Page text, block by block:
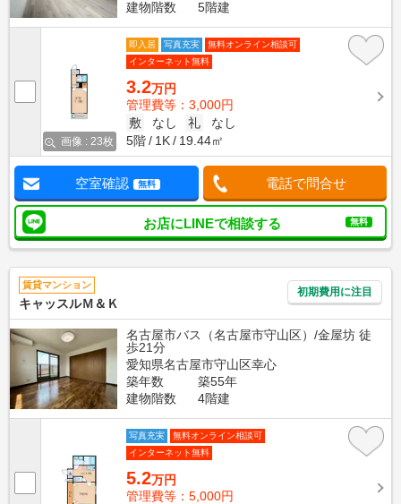
建物階数
5階建
画像 : 23枚
即入居 写真充実
無料オンライン相談可
インターネット無料
3.2万円
管理費等：3,000円
敷
なし 礼
なし
5階
1K 19.44㎡
空室確認 無料 電話で問合せ
お店にLINEで相談する 無料
賃貸マンション
キャッスルＭ＆Ｋ
初期費用に注目
名古屋市バス（名古屋市守山区）/金屋坊 徒
歩21分
愛知県名古屋市守山区幸心
築年数
築55年
建物階数
4階建
写真充実
無料オンライン相談可
インターネット無料
5.2万円
管理費等：5,000円